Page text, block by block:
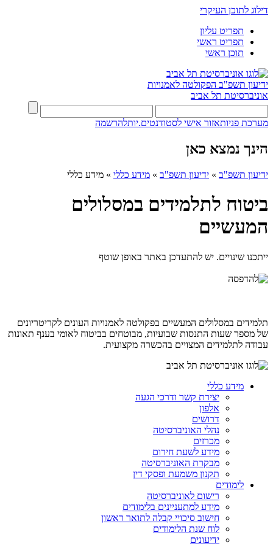
דילוג לתוכן העיקרי
תפריט עליון
תפריט ראשי
תוכן ראשי
ידיעון תשפ"ב הפקולטה לאמנויות
אוניברסיטת תל אביב
מערכת פניותאזור אישי לסטודנטים.יותלהרשמה
הינך נמצא כאן
ידיעון תשפ"ב » ידיעון תשפ"ב » מידע כללי » מידע כללי
ביטוח לתלמידים במסלולים
המעשיים
ייתכנו שינויים. יש להתעדכן באתר באופן שוטף
תלמידים במסלולים המעשיים בפקולטה לאמנויות העונים לקריטריונים
של מספר שעות התנסות שבועיות, מבוטחים בביטוח לאומי בענף תאונות
עבודה לתלמידים המצויים בהכשרה מקצועית.
מידע כללי
יצירת קשר ודרכי הגעה
אלפון
דרושים
נהלי האוניברסיטה
מכרזים
מידע לשעת חירום
מבקרת האוניברסיטה
תקנון משמעת ופסקי דין
לימודים
רישום לאוניברסיטה
מידע למתעניינים בלימודים
חישוב סיכויי קבלה לתואר ראשון
לוח שנת הלימודים
ידיעונים